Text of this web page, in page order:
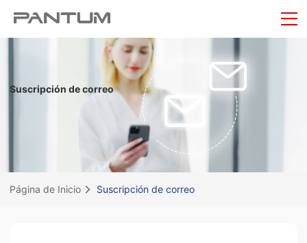
Suscripción de correo
Página de Inicio Suscripción de correo